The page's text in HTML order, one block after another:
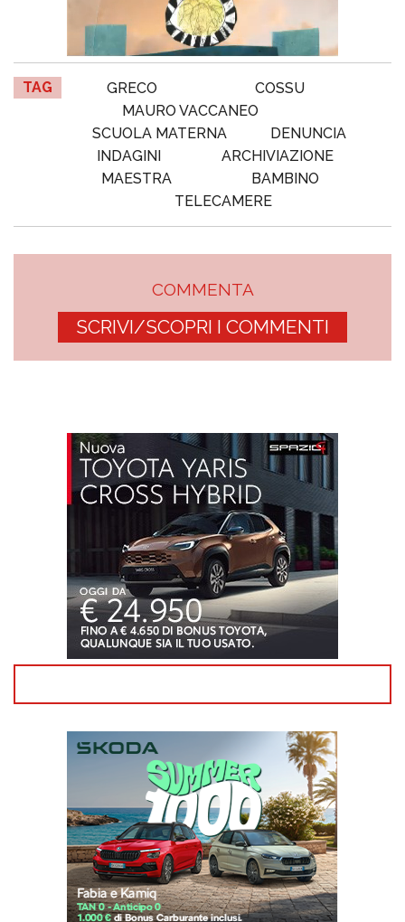
TAG GRECO
COSSU
MAURO VACCANEO
SCUOLA MATERNA
DENUNCIA
INDAGINI
ARCHIVIAZIONE
MAESTRA
BAMBINO
TELECAMERE
COMMENTA
SCRIVI/SCOPRI I COMMENTI